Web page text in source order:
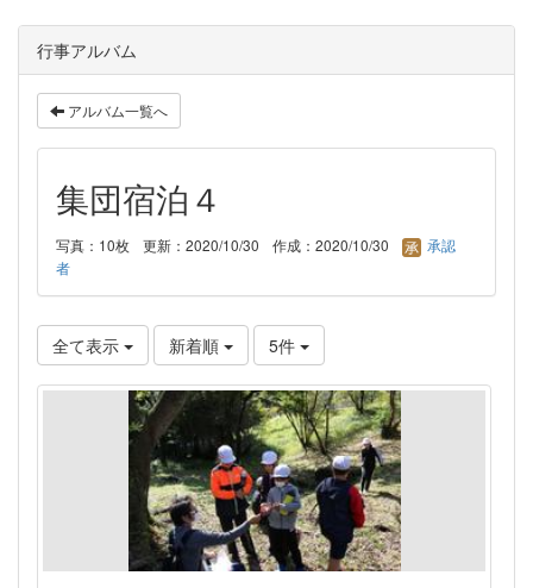
行事アルバム
アルバム一覧へ
集団宿泊４
写真：10枚 更新：2020/10/30 作成：2020/10/30
承認
者
全て表示 新着順 5件